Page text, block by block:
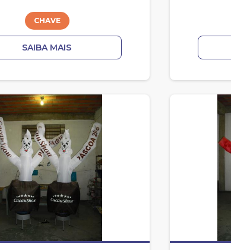
CHAVE
SAIBA MAIS